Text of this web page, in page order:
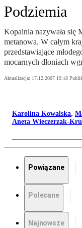
Podziemia
Kopalnia nazywała się
metanowa. W całym
przedstawiające
mocarnych dłoniach
Aktualizacja: 17.12.2007 19:18
Karolina Kowalska,
Aneta Wieczerzak-
Powiązane
Polecane
Najnowsze